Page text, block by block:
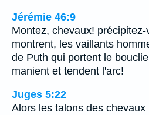
Jérémie 46:9
Montez, chevaux!
montrent, les vaillants
de Puth qui portent le
manient et tendent l'arc!
Juges 5:22
Alors les talons des chevaux